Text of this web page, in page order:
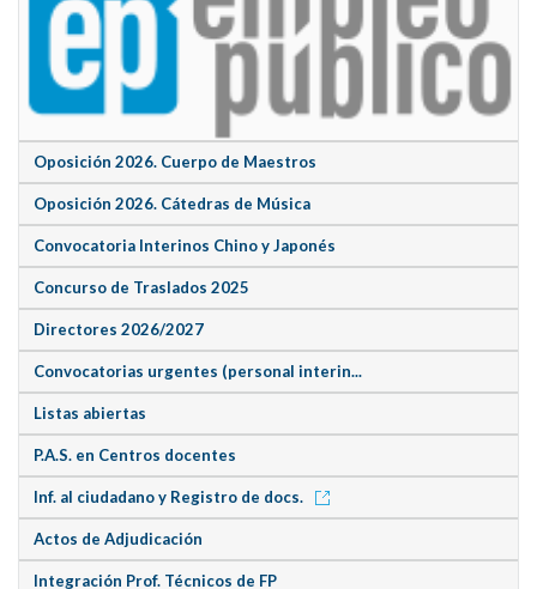
Oposición 2026. Cuerpo de Maestros
Oposición 2026. Cátedras de Música
Convocatoria Interinos Chino y Japonés
Concurso de Traslados 2025
Directores 2026/2027
Convocatorias urgentes (personal interin...
Listas abiertas
P.A.S. en Centros docentes
Inf. al ciudadano y Registro de docs.
Actos de Adjudicación
Integración Prof. Técnicos de FP